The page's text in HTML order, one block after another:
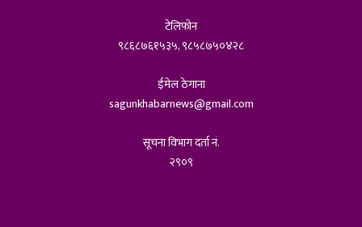
टेलिफोन
९८६८७६१५३५, ९८५८७५०४२८
ईमेल ठेगाना
sagunkhabarnews@gmail.com
सूचना विभाग दर्ता नं.
२९०९